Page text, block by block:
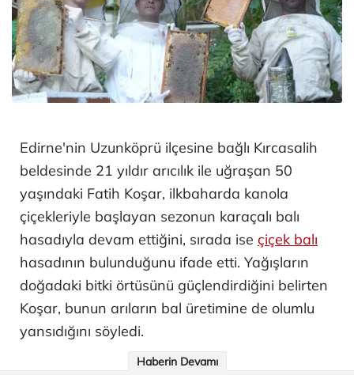
Edirne'nin Uzunköprü ilçesine bağlı Kırcasalih
beldesinde 21 yıldır arıcılık ile uğraşan 50
yaşındaki Fatih Koşar, ilkbaharda kanola
çiçekleriyle başlayan sezonun karaçalı balı
hasadıyla devam ettiğini, sırada ise çiçek balı
hasadının bulunduğunu ifade etti. Yağışların
doğadaki bitki örtüsünü güçlendirdiğini belirten
Koşar, bunun arıların bal üretimine de olumlu
yansıdığını söyledi.
Haberin Devamı